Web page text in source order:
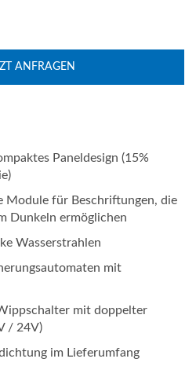
ANFRAGEN
Paneldesign (15%
Module für Beschriftungen, die
Dunkeln ermöglichen
Wasserstrahlen
mit
mit doppelter
/ 24V)
im Lieferumfang